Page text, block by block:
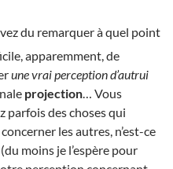
du remarquer à quel point
apparemment, de
une vrai perception d’autrui
projection … Vous
parfois des choses qui
concerner les autres, n’est-ce
moins je l’espère pour